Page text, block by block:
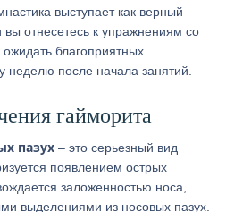
выступает как верный
отнесетесь к упражнениям со
благоприятных
неделю после начала занятий.
гайморита
пазух – это серьезный вид
появлением острых
заложенностью носа,
выделениями из носовых пазух.